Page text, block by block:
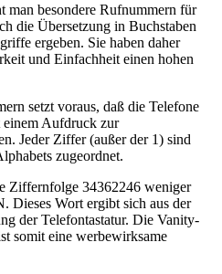
man besondere Rufnummern für
die Übersetzung in Buchstaben
ergeben. Sie haben daher
und Einfachheit einen hohen
setzt voraus, daß die Telefone
einem Aufdruck zur
Jeder Ziffer (außer der 1) sind
zugeordnet.
Ziffernfolge 34362246 weniger
Dieses Wort ergibt sich aus der
der Telefontastatur. Die Vanity-
somit eine werbewirksame